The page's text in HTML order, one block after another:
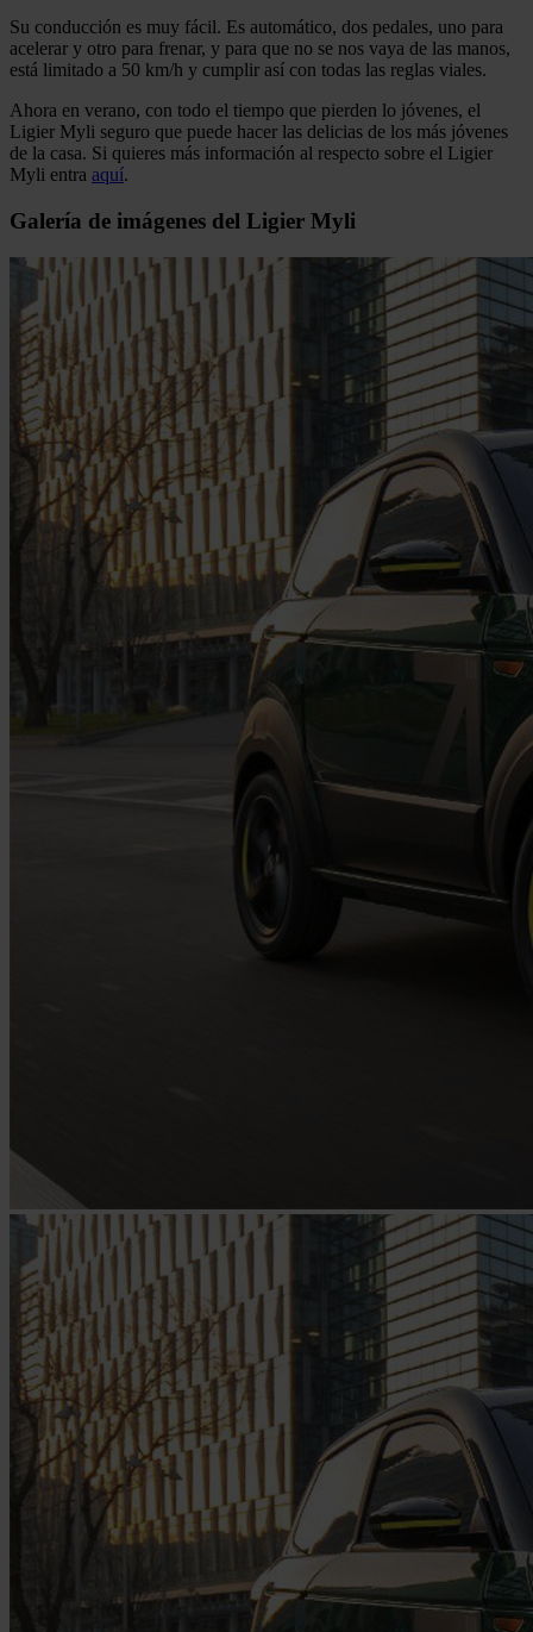
Su conducción es muy fácil. Es automático, dos pedales, uno para
acelerar y otro para frenar, y para que no se nos vaya de las manos,
está limitado a 50 km/h y cumplir así con todas las reglas viales.
Ahora en verano, con todo el tiempo que pierden lo jóvenes, el
Ligier Myli seguro que puede hacer las delicias de los más jóvenes
de la casa. Si quieres más información al respecto sobre el Ligier
Myli entra aquí.
Galería de imágenes del Ligier Myli